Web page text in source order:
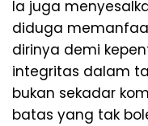
Ia juga
diduga
dirinya demi
integritas dalam
bukan sekadar
batas yang tak